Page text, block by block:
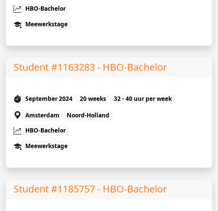
HBO-Bachelor
Meewerkstage
Student #1163283 - HBO-Bachelor
September 2024 20 weeks
32 - 40 uur per week
Amsterdam
Noord-Holland
HBO-Bachelor
Meewerkstage
Student #1185757 - HBO-Bachelor